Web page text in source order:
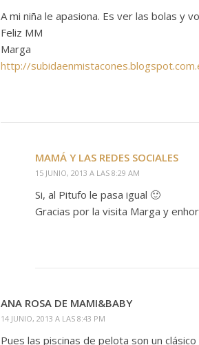
A mi niña le apasiona. Es ver las bolas y
Feliz MM
Marga
http://
MAMÁ Y LAS REDES SOCIALES
15 JUNIO, 2013 A LAS 8:29 AM
Si, al Pitufo le pasa igual 🙂
Gracias por la visita Marga y
ANA ROSA DE MAMI&BABY
14 JUNIO, 2013 A LAS 8:43 PM
Pues las piscinas de pelota son un